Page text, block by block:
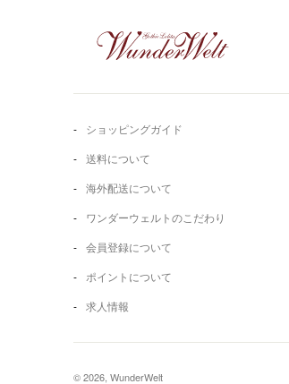
ショッピングガイド
送料について
海外配送について
ワンダーウェルトのこだわり
会員登録について
ポイントについて
求人情報
© 2026, WunderWelt